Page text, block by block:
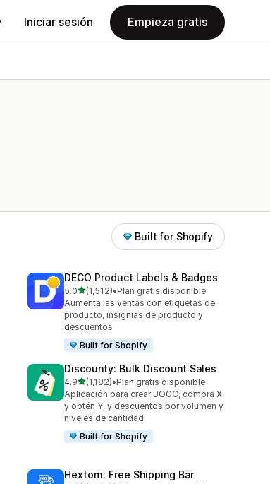
Iniciar sesión Empieza gratis
Built for Shopify
DECO Product Labels & Badges
5.0de 5 estrellas
(1,512)
1512 reseñas en total
•Plan gratis disponible
Aumenta las ventas con etiquetas de
producto, insignias de producto y
descuentos
Built for Shopify
Discounty: Bulk Discount Sales
4.9de 5 estrellas
(1,182)
1182 reseñas en total
•Plan gratis disponible
Aplicación para crear BOGO, compra X
y obtén Y, y descuentos por volumen y
niveles de cantidad
Built for Shopify
Hextom: Free Shipping Bar